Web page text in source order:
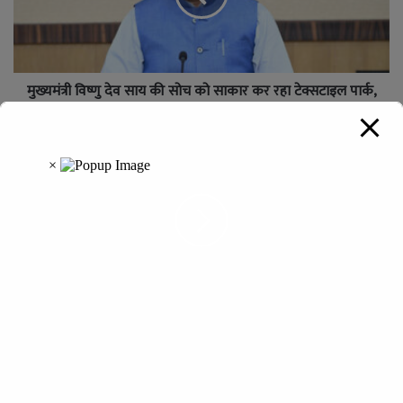
मुख्यमंत्री विष्णु देव साय की सोच को साकार कर रहा टेक्सटाइल पार्क,